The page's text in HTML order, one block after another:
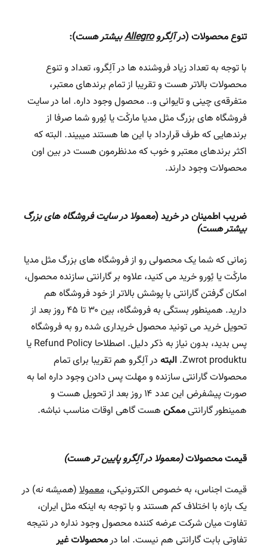
تنوع محصولات (در آلِگروAllegroبیشتر هست):
با توجه به تعداد زیاد فروشنده ها در آلِگرو، تعداد و تنوع
محصولات بالاتر هست و تقریبا از تمام برندهای معتبر،
متفرقه‌ی چینی و تایوانی و.. محصول وجود داره. اما در سایت
فروشگاه های بزرگ مثل مدیا مارکْت یا ئِورو شما صرفا از
برندهایی که طرف قرارداد با این ها هستند میبیند. البته که
اکثر برندهای معتبر و خوب که مدنظرمون هست در بین اون
محصولات وجود دارند.
ضریب اطمینان در خرید (معمولا در سایت فروشگاه های بزرگ
بیشتر هست)
زمانی که شما یک محصولی رو از فروشگاه های بزرگ مثل مدیا
مارکْت یا ئِورو خرید می کنید،‌ علاوه بر گارانتی سازنده محصول،‌
امکان گرفتن گارانتی با پوشش بالاتر از خود فروشگاه هم
دارید. همینطور بستگی به فروشگاه، بین ۳۰ تا ۴۵ روز بعد از
تحویل خرید می تونید محصول خریداری شده رو به فروشگاه
پس بدید، بدون نیاز به ذکر دلیل. اصطلاحا Refund Policy یا
Zwrot produktu. البته در آلِگرو هم تقریبا برای تمام
محصولات گارانتی سازنده و مهلت پس دادن وجود داره اما به
صورت پیشفرض این عدد ۱۴ روز بعد از تحویل هست و
همینطور گارانتیممکن هست گاهی اوقات مناسب نباشه.
قیمت محصولات(معمولا در آلِگرو پایین تر هست)
قیمت اجناس، به خصوص الکترونیکی،معمولا(همیشه نه) در
یک بازه با اختلاف کم هستند و با توجه به اینکه مثل ایران،
تفاوت میان شرکت عرضه کننده محصول وجود نداره در نتیجه
تفاوتی بابت گارانتی هم نیست. اما درمحصولات غیر